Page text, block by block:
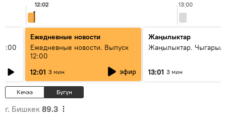
13:00
12:02
Ежедневные новости
Ежедневные новости. Выпуск
12:00
12:01 3 мин эфир
Жаңылыктар
Жаңылыктар.
13:01 3 мин
Кечээ Бүгүн
г. Бишкек 89.3